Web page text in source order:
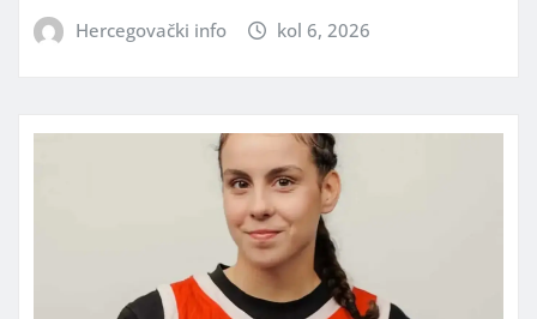
Hercegovački info kol 6, 2026